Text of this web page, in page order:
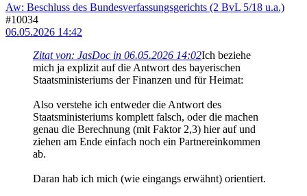
Aw: Beschluss des Bundesverfassungsgerichts (2 BvL 5/18 u.a.)
#10034
06.05.2026 14:42
Zitat von: JasDoc in 06.05.2026 14:02Ich beziehe
mich ja explizit auf die Antwort des bayerischen
Staatsministeriums der Finanzen und für Heimat:
Also verstehe ich entweder die Antwort des
Staatsministeriums komplett falsch, oder die machen
genau die Berechnung (mit Faktor 2,3) hier auf und
ziehen am Ende einfach noch ein Partnereinkommen
ab.
Daran hab ich mich (wie eingangs erwähnt) orientiert.